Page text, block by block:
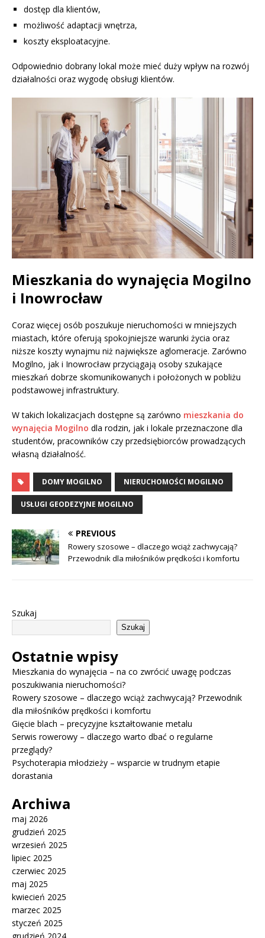
dostęp dla klientów,
możliwość adaptacji wnętrza,
koszty eksploatacyjne.
Odpowiednio dobrany lokal może mieć duży wpływ na rozwój
działalności oraz wygodę obsługi klientów.
Mieszkania do wynajęcia Mogilno
i Inowrocław
Coraz więcej osób poszukuje nieruchomości w mniejszych
miastach, które oferują spokojniejsze warunki życia oraz
niższe koszty wynajmu niż największe aglomeracje. Zarówno
Mogilno, jak i Inowrocław przyciągają osoby szukające
mieszkań dobrze skomunikowanych i położonych w pobliżu
podstawowej infrastruktury.
W takich lokalizacjach dostępne są zarówno mieszkania do
wynajęcia Mogilno dla rodzin, jak i lokale przeznaczone dla
studentów, pracowników czy przedsiębiorców prowadzących
własną działalność.
DOMY MOGILNO NIERUCHOMOŚCI MOGILNO
USŁUGI GEODEZYJNE MOGILNO
PREVIOUS
Rowery szosowe – dlaczego wciąż zachwycają?
Przewodnik dla miłośników prędkości i komfortu
Szukaj
Szukaj
Ostatnie wpisy
Mieszkania do wynajęcia – na co zwrócić uwagę podczas
poszukiwania nieruchomości?
Rowery szosowe – dlaczego wciąż zachwycają? Przewodnik
dla miłośników prędkości i komfortu
Gięcie blach – precyzyjne kształtowanie metalu
Serwis rowerowy – dlaczego warto dbać o regularne
przeglądy?
Psychoterapia młodzieży – wsparcie w trudnym etapie
dorastania
Archiwa
maj 2026
grudzień 2025
wrzesień 2025
lipiec 2025
czerwiec 2025
maj 2025
kwiecień 2025
marzec 2025
styczeń 2025